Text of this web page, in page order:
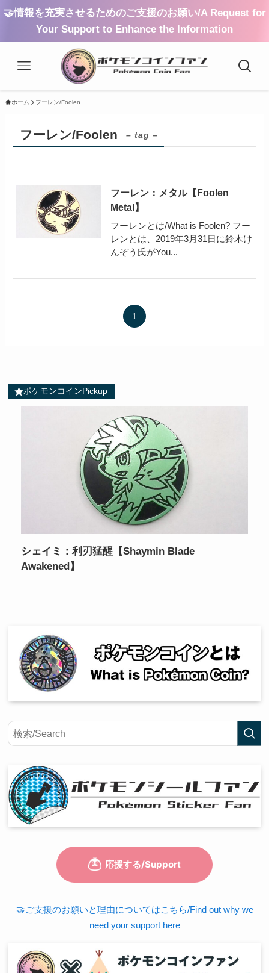
🤝情報を充実させるためのご支援のお願い/A Request for
Your Support to Enhance the Information
ホーム フーレン/Foolen
フーレン/Foolen – tag –
フーレン：メタル【Foolen
Metal】
フーレンとは/What is Foolen? フー
レンとは、2019年3月31日に鈴木け
んぞう氏がYou...
1
ポケモンコインPickup
シェイミ：利刃猛醒【Shaymin Blade
Awakened】
🤝ご支援のお願いと理由についてはこちら/Find out why we
need your support here